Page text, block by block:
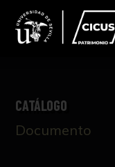
CATÁLOGO
Documento